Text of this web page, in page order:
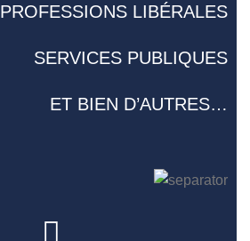
PROFESSIONS LIBÉRALES
SERVICES PUBLIQUES
ET BIEN D’AUTRES…